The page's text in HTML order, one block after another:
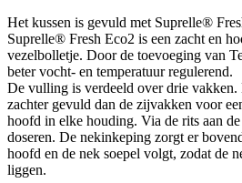
Het kussen is gevuld met Suprelle®
Suprelle® Fresh Eco2 is een zacht en
vezelbolletje. Door de toevoeging van
beter vocht- en temperatuur regulerend.
De vulling is verdeeld over drie vakken.
zachter gevuld dan de zijvakken voor
hoofd in elke houding. Via de rits aan
doseren. De nekinkeping zorgt er
hoofd en de nek soepel volgt, zodat de
liggen.